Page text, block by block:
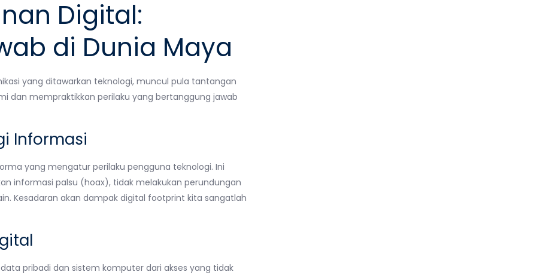
Digital:
di Dunia Maya
yang ditawarkan teknologi, muncul pula tantangan
dan mempraktikkan perilaku yang bertanggung jawab
Informasi
yang mengatur perilaku pengguna teknologi. Ini
informasi palsu (hoax), tidak melakukan perundungan
Kesadaran akan dampak digital footprint kita sangatlah
pribadi dan sistem komputer dari akses yang tidak